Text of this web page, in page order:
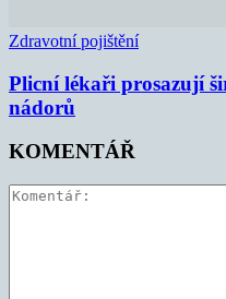
Zdravotní pojištění
Plicní lékaři prosazují
nádorů
KOMENTÁŘ